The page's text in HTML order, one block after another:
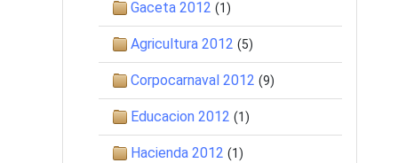
Gaceta 2012 (1)
Agricultura 2012 (5)
Corpocarnaval 2012 (9)
Educacion 2012 (1)
Hacienda 2012 (1)